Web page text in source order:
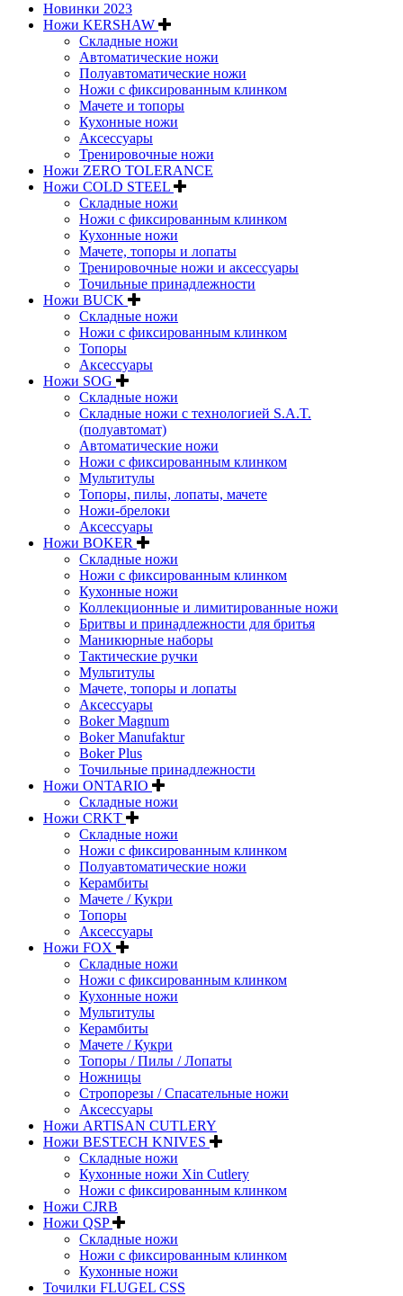
Новинки 2023
Ножи KERSHAW
Складные ножи
Автоматические ножи
Полуавтоматические ножи
Ножи с фиксированным клинком
Мачете и топоры
Кухонные ножи
Аксессуары
Тренировочные ножи
Ножи ZERO TOLERANCE
Ножи COLD STEEL
Складные ножи
Ножи с фиксированным клинком
Кухонные ножи
Мачете, топоры и лопаты
Тренировочные ножи и аксессуары
Точильные принадлежности
Ножи BUCK
Складные ножи
Ножи с фиксированным клинком
Топоры
Аксессуары
Ножи SOG
Складные ножи
Складные ножи с технологией S.A.T.
(полуавтомат)
Автоматические ножи
Ножи с фиксированным клинком
Мультитулы
Топоры, пилы, лопаты, мачете
Ножи-брелоки
Аксессуары
Ножи BOKER
Складные ножи
Ножи с фиксированным клинком
Кухонные ножи
Коллекционные и лимитированные ножи
Бритвы и принадлежности для бритья
Маникюрные наборы
Тактические ручки
Мультитулы
Мачете, топоры и лопаты
Аксессуары
Boker Magnum
Boker Manufaktur
Boker Plus
Точильные принадлежности
Ножи ONTARIO
Складные ножи
Ножи CRKT
Складные ножи
Ножи с фиксированным клинком
Полуавтоматические ножи
Керамбиты
Мачете / Кукри
Топоры
Аксессуары
Ножи FOX
Складные ножи
Ножи с фиксированным клинком
Кухонные ножи
Мультитулы
Керамбиты
Мачете / Кукри
Топоры / Пилы / Лопаты
Ножницы
Стропорезы / Спасательные ножи
Аксессуары
Ножи ARTISAN CUTLERY
Ножи BESTECH KNIVES
Складные ножи
Кухонные ножи Xin Cutlery
Ножи с фиксированным клинком
Ножи CJRB
Ножи QSP
Складные ножи
Ножи с фиксированным клинком
Кухонные ножи
Точилки FLUGEL CSS